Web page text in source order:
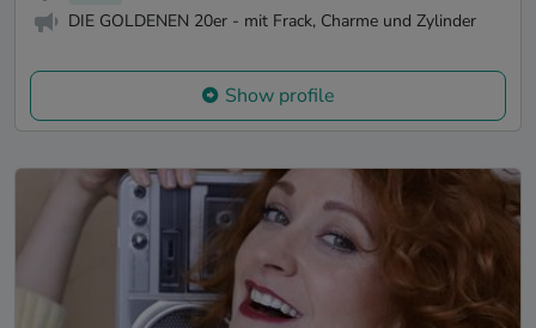
DIE GOLDENEN 20er - mit Frack, Charme und Zylinder
Show profile